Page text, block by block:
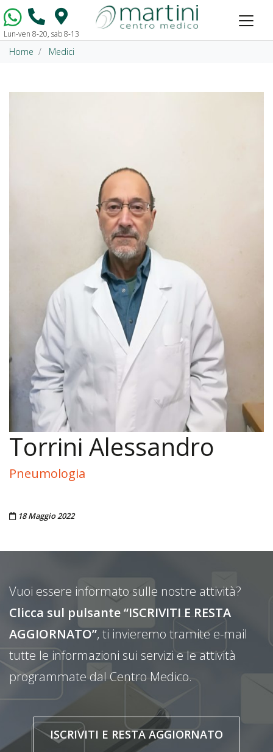
Vai al contenuto
Lun-ven 8-20, sab 8-13
Home Medici
Torrini Alessandro
Pneumologia
Pubblicato il
18 Maggio 2022
Vuoi essere informato sulle nostre attività?
Clicca sul pulsante “ISCRIVITI E RESTA
AGGIORNATO”, ti invieremo tramite e-mail
tutte le informazioni sui servizi e le attività
programmate dal Centro Medico.
ISCRIVITI E RESTA AGGIORNATO